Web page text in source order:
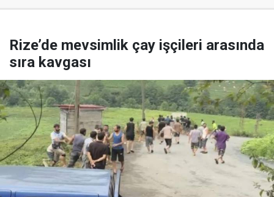
Rize’de mevsimlik çay işçileri arasında
sıra kavgası